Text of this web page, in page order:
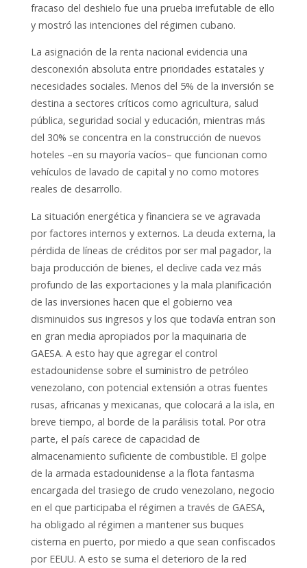
fracaso del deshielo fue una prueba irrefutable de ello
y mostró las intenciones del régimen cubano.
La asignación de la renta nacional evidencia una
desconexión absoluta entre prioridades estatales y
necesidades sociales. Menos del 5% de la inversión se
destina a sectores críticos como agricultura, salud
pública, seguridad social y educación, mientras más
del 30% se concentra en la construcción de nuevos
hoteles –en su mayoría vacíos– que funcionan como
vehículos de lavado de capital y no como motores
reales de desarrollo.
La situación energética y financiera se ve agravada
por factores internos y externos. La deuda externa, la
pérdida de líneas de créditos por ser mal pagador, la
baja producción de bienes, el declive cada vez más
profundo de las exportaciones y la mala planificación
de las inversiones hacen que el gobierno vea
disminuidos sus ingresos y los que todavía entran son
en gran media apropiados por la maquinaria de
GAESA. A esto hay que agregar el control
estadounidense sobre el suministro de petróleo
venezolano, con potencial extensión a otras fuentes
rusas, africanas y mexicanas, que colocará a la isla, en
breve tiempo, al borde de la parálisis total. Por otra
parte, el país carece de capacidad de
almacenamiento suficiente de combustible. El golpe
de la armada estadounidense a la flota fantasma
encargada del trasiego de crudo venezolano, negocio
en el que participaba el régimen a través de GAESA,
ha obligado al régimen a mantener sus buques
cisterna en puerto, por miedo a que sean confiscados
por EEUU. A esto se suma el deterioro de la red